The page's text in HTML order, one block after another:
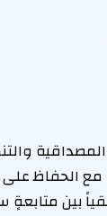
الحفاظ
بين